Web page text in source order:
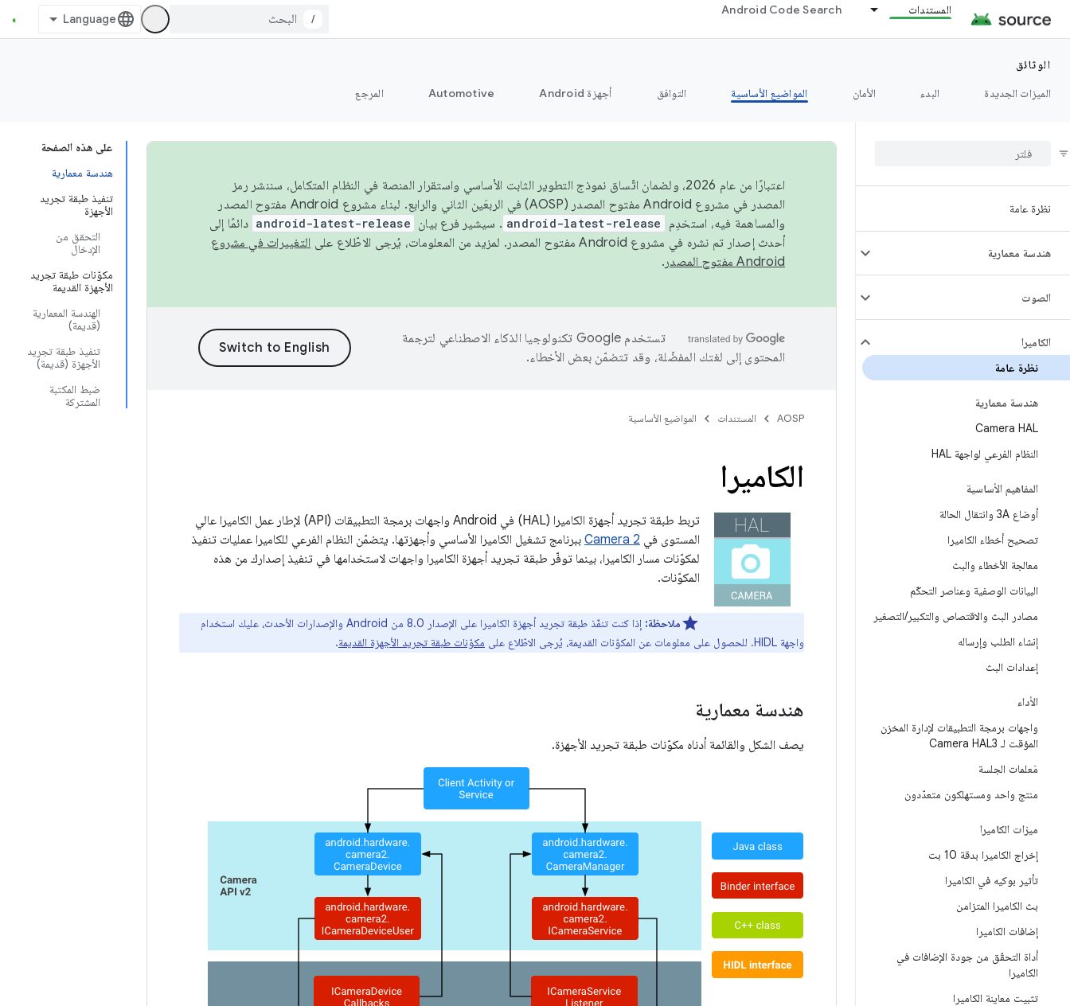
المستندات Android Code Search
/
الوثائق
الميزات الجديدة
البدء الأمان المواضيع الأساسية التوافق أجهزة Android Automotive المرجع
نظرة عامة
هندسة معمارية
الصوت
الكاميرا
نظرة عامة
هندسة معمارية
Camera HAL
النظام الفرعي لواجهة HAL
المفاهيم الأساسية
أوضاع 3A وانتقال الحالة
تصحيح أخطاء الكاميرا
معالجة الأخطاء والبث
البيانات الوصفية وعناصر التحكّم
مصادر البث والاقتصاص والتكبير/التصغير
إنشاء الطلب وإرساله
إعدادات البث
الأداء
واجهات برمجة التطبيقات لإدارة المخزن
المؤقت لـ Camera HAL3
مَعلمات الجلسة
منتج واحد ومستهلكون متعدّدون
ميزات الكاميرا
إخراج الكاميرا بدقة 10 بت
تأثير بوكيه في الكاميرا
بث الكاميرا المتزامن
إضافات الكاميرا
أداة التحقّق من جودة الإضافات في
الكاميرا
تثبيت معاينة الكاميرا
على هذه الصفحة
هندسة معمارية
تنفيذ طبقة تجريد
الأجهزة
التحقق من
الإدخال
مكوّنات طبقة تجريد
الأجهزة القديمة
الهندسة المعمارية
(قديمة)
تنفيذ طبقة تجريد
الأجهزة (قديمة)
ضبط المكتبة
المشتركة
اعتبارًا من عام 2026، ولضمان اتّساق نموذج التطوير الثابت الأساسي واستقرار المنصة في النظام المتكامل، سننشر رمز
المصدر في مشروع Android مفتوح المصدر (AOSP) في الربعَين الثاني والرابع. لبناء مشروع Android مفتوح المصدر
والمساهمة فيه، استخدِم
android-latest-release . سيشير فرع بيان android-latest-release دائمًا إلى
أحدث إصدار تم نشره في مشروع Android مفتوح المصدر. لمزيد من المعلومات، يُرجى الاطّلاع على
التغييرات في مشروع
Android مفتوح المصدر
.
تستخدم Google تكنولوجيا الذكاء الاصطناعي لترجمة
المحتوى إلى لغتك المفضّلة، وقد تتضمّن بعض الأخطاء.
AOSP المستندات المواضيع الأساسية
الكاميرا
تربط طبقة تجريد أجهزة الكاميرا (HAL) في Android واجهات برمجة التطبيقات (API) لإطار عمل الكاميرا عالي
المستوى في Camera 2 ببرنامج تشغيل الكاميرا الأساسي وأجهزتها. يتضمّن النظام الفرعي للكاميرا عمليات تنفيذ
لمكوّنات مسار الكاميرا، بينما توفّر طبقة تجريد أجهزة الكاميرا واجهات لاستخدامها في تنفيذ إصدارك من هذه
المكوّنات.
ملاحظة:
إذا كنت تنفّذ طبقة تجريد أجهزة الكاميرا على الإصدار 8.0 من Android والإصدارات الأحدث، عليك استخدام
واجهة HIDL. للحصول على معلومات عن المكوّنات القديمة، يُرجى الاطّلاع على
مكوّنات طبقة تجريد الأجهزة القديمة.
هندسة معمارية
يصف الشكل والقائمة أدناه مكوّنات طبقة تجريد الأجهزة.